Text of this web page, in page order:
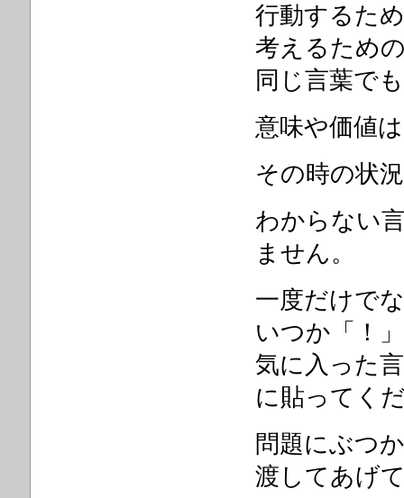
行動するた
考えるため
同じ言葉で
意味や価値
その時の状
わからない
ません。
一度だけで
いつか「！
気に入った
に貼ってく
問題にぶつ
渡してあげ